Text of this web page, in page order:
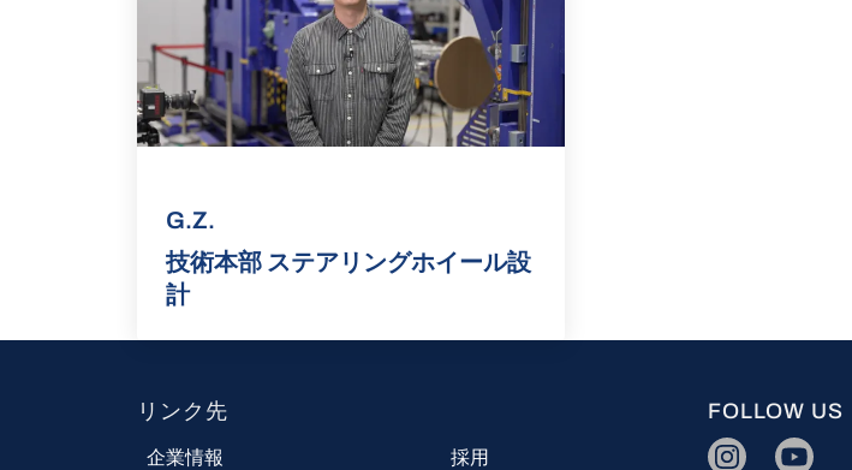
G.Z.
技術本部 ステアリングホイール設
計
リンク先
企業情報 採用
FOLLOW US
IG YT